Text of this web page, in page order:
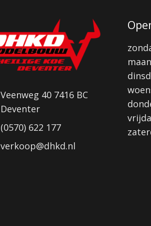
Veenweg 40 7416 BC
Deventer
(0570) 622 177
verkoop@dhkd.nl